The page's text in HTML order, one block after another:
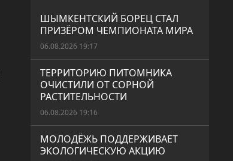
ШЫМКЕНТСКИЙ БОРЕЦ СТАЛ
ПРИЗЁРОМ ЧЕМПИОНАТА МИРА
06.08.2026 19:17
ТЕРРИТОРИЮ ПИТОМНИКА
ОЧИСТИЛИ ОТ СОРНОЙ
РАСТИТЕЛЬНОСТИ
06.08.2026 19:16
МОЛОДЁЖЬ ПОДДЕРЖИВАЕТ
ЭКОЛОГИЧЕСКУЮ АКЦИЮ